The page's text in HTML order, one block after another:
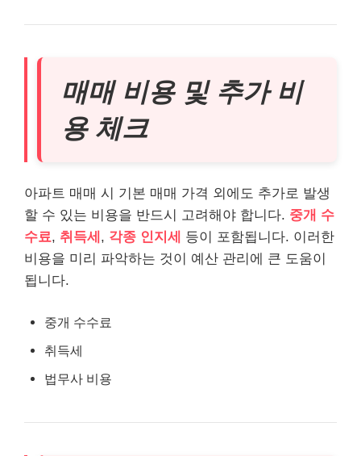
매매 비용 및 추가 비
용 체크
아파트 매매 시 기본 매매 가격 외에도 추가로 발생
할 수 있는 비용을 반드시 고려해야 합니다. 중개 수
수료, 취득세 , 각종 인지세
등이 포함됩니다. 이러한
비용을 미리 파악하는 것이 예산 관리에 큰 도움이
됩니다.
중개 수수료
취득세
법무사 비용